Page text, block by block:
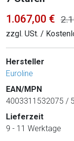
1.067,00 €
zzgl. USt. /
Hersteller
Euroline
EAN/MPN
4003311532075 /
Lieferzeit
9 - 11 Werktage